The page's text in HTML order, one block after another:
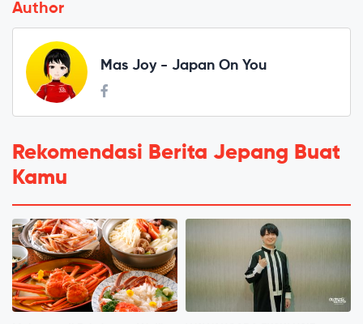
Author
Mas Joy - Japan On You
Rekomendasi Berita Jepang Buat
Kamu